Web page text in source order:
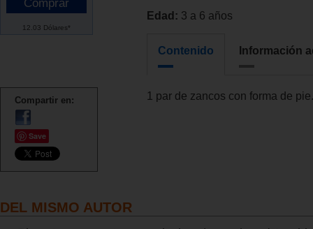
12.03 Dólares*
Compartir en:
Save
Edad: 3 a 6 años
Contenido Información
1 par de zancos con forma de pie.
DEL MISMO AUTOR